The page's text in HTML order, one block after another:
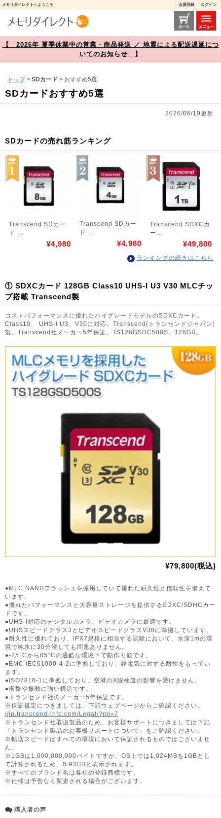
メモリダイレクトへようこそ 会員登録 ログイン
SDカードおすすめ5選【メモリダイレクト】
【 2026年 夏季休業中の営業・商品発送 ／ 地震による配送遅延につ
いてのお知らせ 】
トップ> SDカード > おすすめ5選
SDカードおすすめ5選
2020/06/19更新
SDカードの売れ筋ランキング
Transcend SDカー
ド ...
¥4,980
Transcend SDカー
ド ...
¥4,980
Transcend SDXCカ
ー...
¥49,800
ランキングの続きはこちら
① SDXCカード 128GB Class10 UHS-I U3 V30 MLCチッ
プ搭載 Transcend製
コストパフォーマンスに優れたハイグレードモデルのSDXCカード。
Class10、 UHS-I U3、V30に対応。Transcend(トランセンドジャパン)
製。Transcend社メーカー5年保証。TS128GSDC500S。128GB。
¥79,800(税込)
●MLC NANDフラッシュを採用していて優れた耐久性と信頼性を備えて
います。
●優れたパフォーマンスと大容量ストレージを提供するSDXC/SDHCカー
ドです。
●UHS-I対応のデジタルカメラ、ビデオカメラに最適です。
●UHSスピードクラス3とビデオスピードクラスV30に準拠しています。
●耐久性に優れており、IPX7規格に相当する試験において、水深1mの環
境で純水に30分浸しても問題ありません。
●-25°Cから85°Cの過酷な環境下で動作可能です。
●EMC IEC61000-4-2に準拠しており、静電気に対する耐性をもってい
ます。
●ISO7816-1に準拠しており、空港のX線検査の影響を受けません。
●衝撃や振動に強い構造です。
●トランセンド社のメーカー5年保証です。
※保証規定につきましては、下記ウェブページからご確認ください。
//jp.transcend-info.com/Legal/?no=7
※トランセンド社取扱製品のため、お客様サポートにつきましては下記
「トランセンド製品のお客様サポートについて」をご確認ください。
※転送スピードはすべての環境において保証されるものではございませ
ん。
※1GBは1,000,000,000バイトですが、OS上では1,024MBを1GBとし
て計算されるため、0.93GBと表示されます。
※すべてのブランド名は各社の登録商標です。
※仕様は予告なく変更される場合がございます。
購入者の声